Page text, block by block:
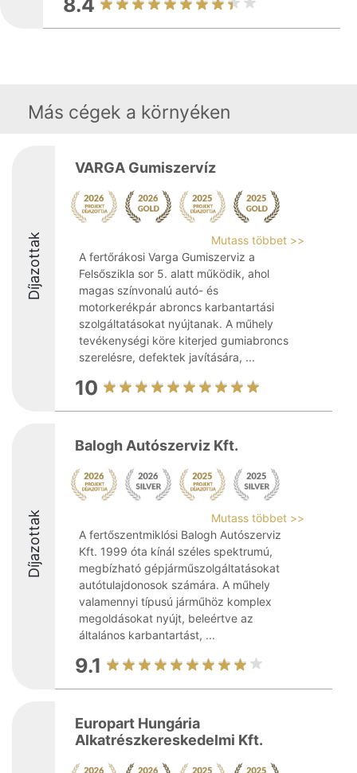
8.4
Más cégek a környéken
Díjazottak
VARGA Gumiszervíz
Mutass többet >>
A fertőrákosi Varga Gumiszerviz a
Felsőszikla sor 5. alatt működik, ahol
magas színvonalú autó- és
motorkerékpár abroncs karbantartási
szolgáltatásokat nyújtanak. A műhely
tevékenységi köre kiterjed gumiabroncs
szerelésre, defektek javítására, ...
10
Díjazottak
Balogh Autószerviz Kft.
Mutass többet >>
A fertőszentmiklósi Balogh Autószerviz
Kft. 1999 óta kínál széles spektrumú,
megbízható gépjárműszolgáltatásokat
autótulajdonosok számára. A műhely
valamennyi típusú járműhöz komplex
megoldásokat nyújt, beleértve az
általános karbantartást, ...
9.1
Europart Hungária
Alkatrészkereskedelmi Kft.